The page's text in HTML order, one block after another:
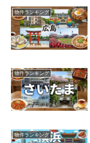
物件ランキング
物件ランキング
物件ランキング